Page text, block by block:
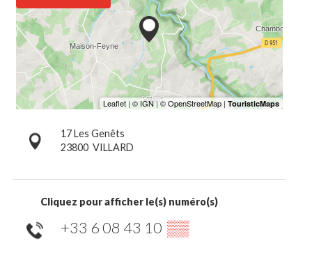
17 Les Genêts
23800 VILLARD
Cliquez pour afficher le(s) numéro(s)
+33 6 08 43 10 ▒▒